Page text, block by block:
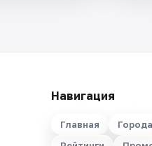
Навигация
Главная Города